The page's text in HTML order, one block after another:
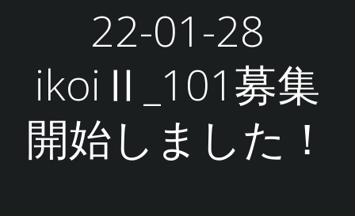
ス
プ
22-01-28
ikoiⅡ_101募集
開始しました！